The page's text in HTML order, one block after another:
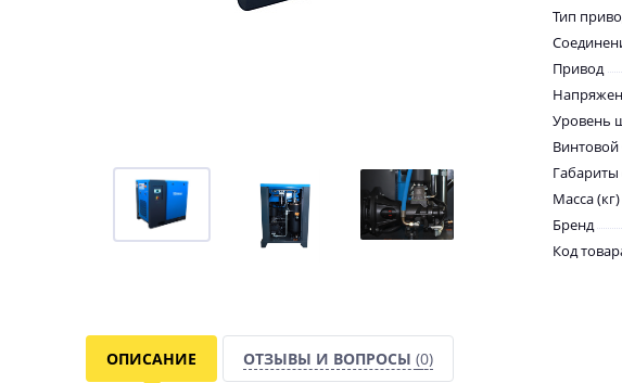
Тип
Привод
Уровень
Винтовой
Масса (кг)
Бренд
Код
ОПИСАНИЕ ОТЗЫВЫ И ВОПРОСЫ (0)